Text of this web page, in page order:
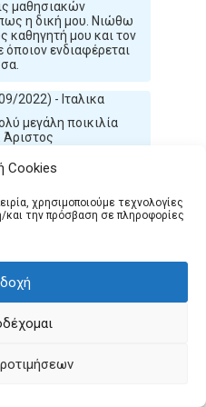
Cookies
χρησιμοποιούμε τεχνολογίες
την πρόσβαση σε πληροφορίες
μαθησιακών
η δική μου. Νιώθω
καθηγητή μου και τον
ενδιαφέρεται
2022) - Ιταλικα
μεγάλη ποικιλία
Άριστος
καθηγητής με πολλές
Τα μαθήματα
04/2022) - Ιταλικά
Είναι πολύ
της ύλης.